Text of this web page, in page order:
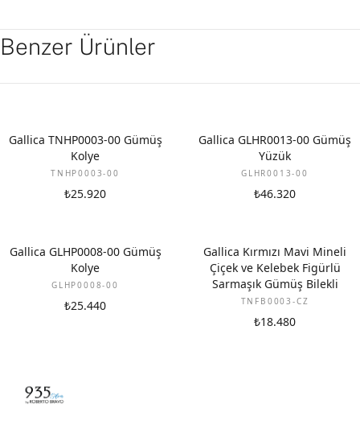
Benzer Ürünler
Gallica TNHP0003-00 Gümüş
Kolye
TNHP0003-00
₺25.920
Gallica GLHR0013-00 Gümüş
Yüzük
GLHR0013-00
₺46.320
Gallica GLHP0008-00 Gümüş
Kolye
GLHP0008-00
₺25.440
Gallica Kırmızı Mavi Mineli
Çiçek ve Kelebek Figürlü
Sarmaşık Gümüş Bilekli
TNFB0003-CZ
₺18.480